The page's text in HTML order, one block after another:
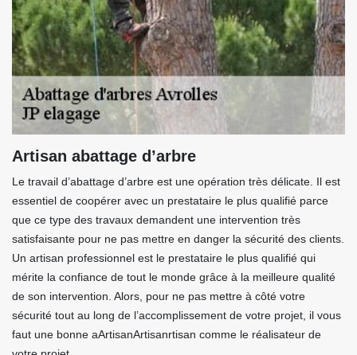
Artisan abattage d’arbre
Le travail d’abattage d’arbre est une opération très délicate. Il est
essentiel de coopérer avec un prestataire le plus qualifié parce
que ce type des travaux demandent une intervention très
satisfaisante pour ne pas mettre en danger la sécurité des clients.
Un artisan professionnel est le prestataire le plus qualifié qui
mérite la confiance de tout le monde grâce à la meilleure qualité
de son intervention. Alors, pour ne pas mettre à côté votre
sécurité tout au long de l’accomplissement de votre projet, il vous
faut une bonne aArtisanArtisanrtisan comme le réalisateur de